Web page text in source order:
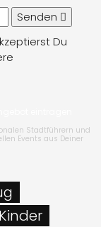
Senden
Du
Stadtführern und
Events aus Deiner